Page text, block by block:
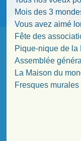
Mois des 3
Vous avez aimé
Fête des
Pique-nique de la
Assemblée
La Maison du
Fresques murales